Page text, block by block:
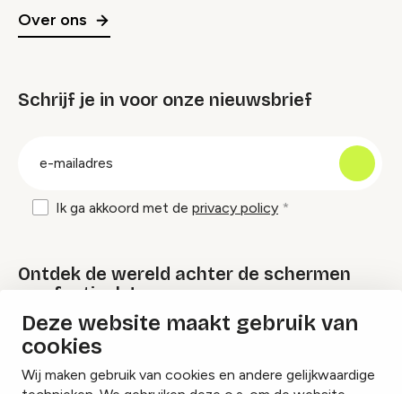
Deze website maakt gebruik van
cookies
Wij maken gebruik van cookies en andere gelijkwaardige
Over ons
Schrijf je in voor onze nieuwsbrief
Ik ga akkoord met de privacy policy
Ontdek de wereld achter de schermen
van festivals!
Lees onze Festival Specials